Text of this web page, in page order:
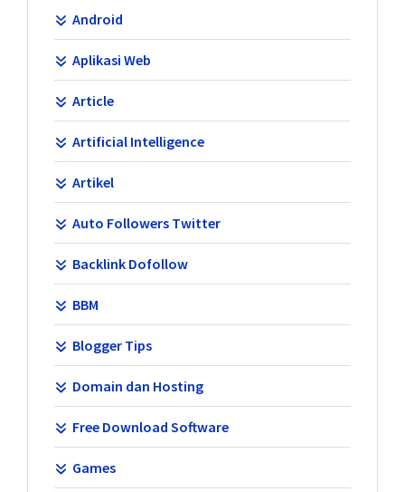
Android
Aplikasi Web
Article
Artificial Intelligence
Artikel
Auto Followers Twitter
Backlink Dofollow
BBM
Blogger Tips
Domain dan Hosting
Free Download Software
Games